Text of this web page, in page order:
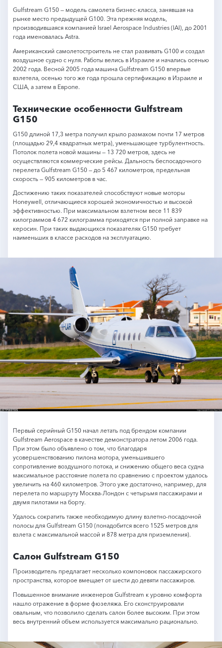
Gulfstream G150 — модель самолета бизнес-класса, занявшая на
рынке место предыдущей G100. Эта прежняя модель,
производившаяся компанией Israel Aerospace Industries (IAI), до 2001
года именовалась Astra.
Американский самолетостроитель не стал развивать G100 и создал
воздушное судно с нуля. Работы велись в Израиле и начались осенью
2002 года. Весной 2005 года машина Gulfstream G150 впервые
взлетела, осенью того же года прошла сертификацию в Израиле и
США, а затем в Европе.
Технические особенности Gulfstream
G150
G150 длиной 17,3 метра получил крыло размахом почти 17 метров
(площадью 29,4 квадратных метра), уменьшающее турбулентность.
Потолок полета новой машины — 13 720 метров, здесь не
осуществляются коммерческие рейсы. Дальность беспосадочного
перелета Gulfstream G150 — до 5 467 километров, предельная
скорость — 905 километров в час.
Достижению таких показателей способствуют новые моторы
Honeywell, отличающиеся хорошей экономичностью и высокой
эффективностью. При максимальном взлетном весе 11 839
килограммов 4 672 килограмма приходятся при полной заправке на
керосин. При таких выдающихся показателях G150 требует
наименьших в классе расходов на эксплуатацию.
Первый серийный G150 начал летать под брендом компании
Gulfstream Aerospace в качестве демонстратора летом 2006 года.
При этом было объявлено о том, что благодаря
усовершенствованию пилона мотора, уменьшившего
сопротивление воздушного потока, и снижению общего веса судна
максимальное расстояние полета по сравнению с проектом удалось
увеличить на 460 километров. Этого уже достаточно, например, для
перелета по маршруту Москва-Лондон с четырьмя пассажирами и
двумя пилотами на борту.
Удалось сократить также необходимую длину взлетно-посадочной
полосы для Gulfstream G150 (понадобится всего 1525 метров для
взлета с максимальной массой и 878 метра для приземления).
Салон Gulfstream G150
Производитель предлагает несколько компоновок пассажирского
пространства, которое вмещает от шести до девяти пассажиров.
Повышенное внимание инженеров Gulfstream к уровню комфорта
нашло отражение в форме фюзеляжа. Его сконструировали
овальным, что позволило сделать салон более высоким. При этом
весь внутренний объем используется максимально рационально.